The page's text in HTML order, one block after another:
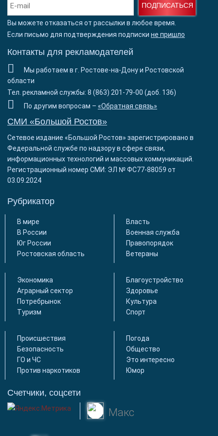
ПОДПИСАТЬСЯ
Вы можете отказаться от рассылки в любое время.
Если письмо для подтверждения подписки не пришло
Контакты для рекламодателей
Мы работаем в г. Ростове-на-Дону и Ростовской
области
Тел. рекламной службы: 8 (863) 201-79-00 (доб. 136)
По другим вопросам – «Обратная связь»
СМИ «Большой Ростов»
Сетевое издание «Большой Ростов» зарегистрировано в
Федеральной службе по надзору в сфере связи,
информационных технологий и массовых коммуникаций.
Регистрационный номер СМИ: ЭЛ № ФС77-88059 от
03.09.2024
Рубрикатор
В мире
В России
Юг России
Ростовская область
Власть
Военная служба
Правопорядок
Ветераны
Экономика
Аграрный сектор
Потребрынок
Туризм
Благоустройство
Здоровье
Культура
Спорт
Происшествия
Безопасность
ГО и ЧС
Против наркотиков
Погода
Общество
Это интересно
Юмор
Счетчики, соцсети
Макс